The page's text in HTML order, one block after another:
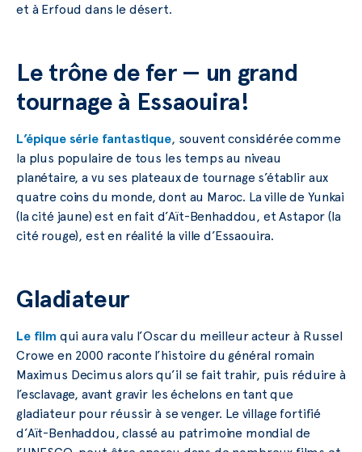
et à Erfoud dans le désert.
Le trône de fer — un grand
tournage à Essaouira!
L’épique série fantastique, souvent considérée comme
la plus populaire de tous les temps au niveau
planétaire, a vu ses plateaux de tournage s’établir aux
quatre coins du monde, dont au Maroc. La ville de Yunkai
(la cité jaune) est en fait d’Aït-Benhaddou, et Astapor (la
cité rouge), est en réalité la ville d’Essaouira.
Gladiateur
Le film qui aura valu l’Oscar du meilleur acteur à Russel
Crowe en 2000 raconte l’histoire du général romain
Maximus Decimus alors qu’il se fait trahir, puis réduire à
l’esclavage, avant gravir les échelons en tant que
gladiateur pour réussir à se venger. Le village fortifié
d’Aït-Benhaddou, classé au patrimoine mondial de